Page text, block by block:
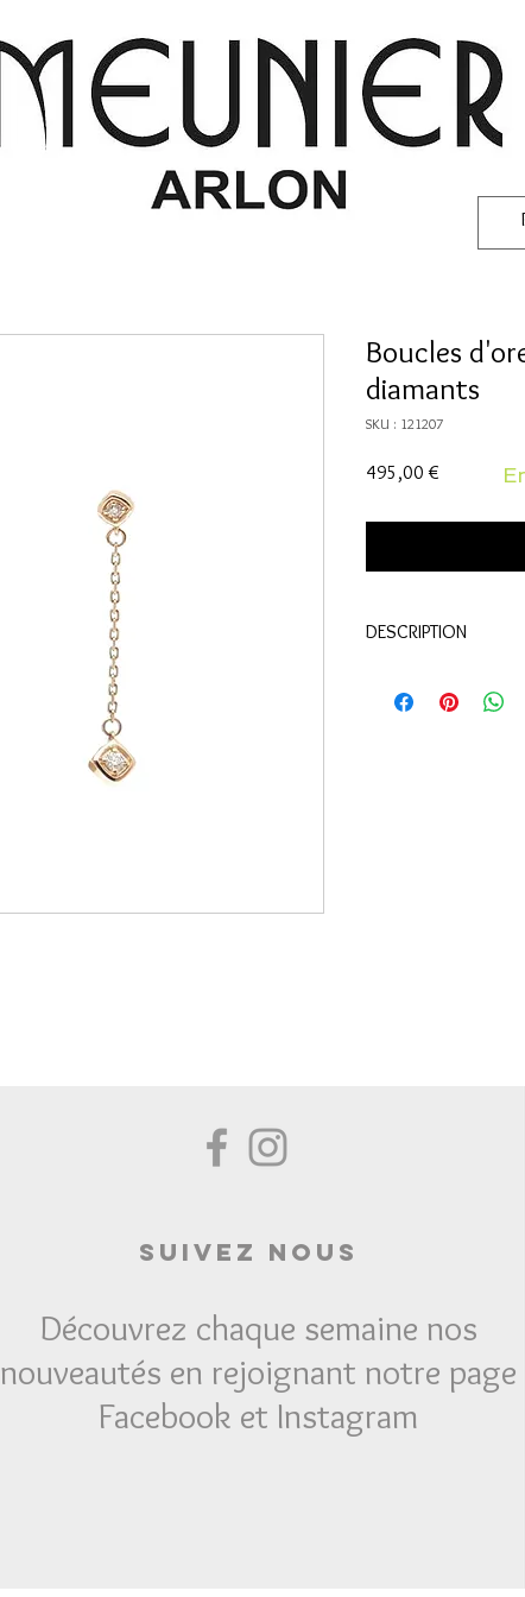
Boucles
diamants
SKU : 121207
495,00 €
DESCRIPTION
Pierres:
Diamants
Suivez Nous
Découvrez chaque semaine nos
nouveautés en rejoignant notre page
Facebook et Instagram